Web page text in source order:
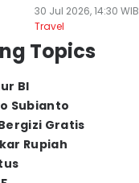
30 Jul 2026, 14:30 WIB
Travel
Topics
BI
Subianto
Gratis
Rupiah